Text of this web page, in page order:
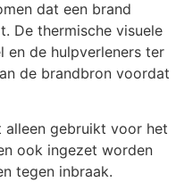
dat een brand
De thermische visuele
en de hulpverleners ter
de brandbron voordat
alleen gebruikt voor het
ook ingezet worden
tegen inbraak.